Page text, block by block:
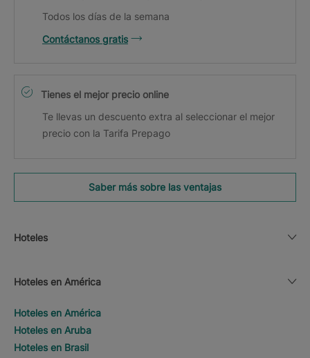
Todos los días de la semana
Contáctanos gratis
Tienes el mejor precio online
Te llevas un descuento extra al seleccionar el mejor
precio con la Tarifa Prepago
Saber más sobre las ventajas
Hoteles
Hoteles en América
Hoteles en América
Hoteles en Aruba
Hoteles en Brasil